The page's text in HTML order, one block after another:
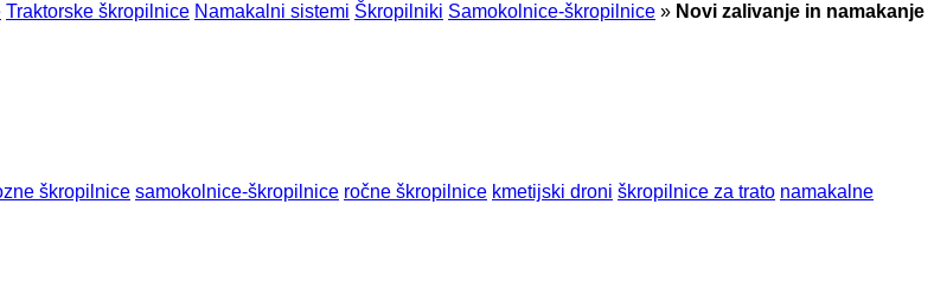
Traktorske škropilnice Namakalni sistemi Škropilniki Samokolnice-škropilnice » Novi zalivanje in namakanje
škropilnice samokolnice-škropilnice ročne škropilnice kmetijski droni škropilnice za trato namakalne